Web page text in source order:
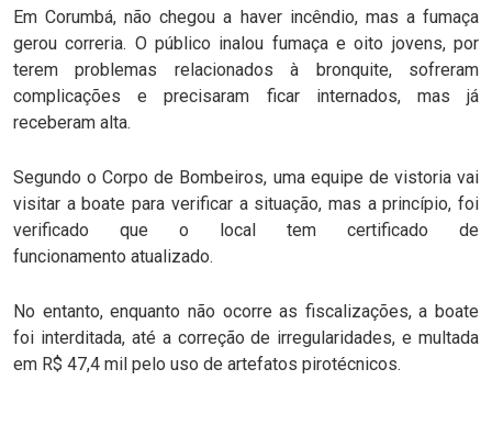
Em Corumbá, não chegou a haver incêndio, mas a fumaça
gerou correria. O público inalou fumaça e oito jovens, por
terem problemas relacionados à bronquite, sofreram
complicações e precisaram ficar internados, mas já
receberam alta.
Segundo o Corpo de Bombeiros, uma equipe de vistoria vai
visitar a boate para verificar a situação, mas a princípio, foi
verificado que o local tem certificado de
funcionamento atualizado.
No entanto, enquanto não ocorre as fiscalizações, a boate
foi interditada, até a correção de irregularidades, e multada
em R$ 47,4 mil pelo uso de artefatos pirotécnicos.